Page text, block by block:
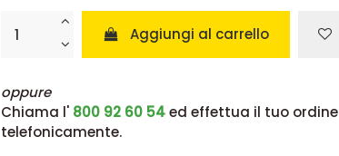
Aggiungi al carrello
oppure
Chiama l' 800 92 60 54ed effettua il tuo ordine
telefonicamente.